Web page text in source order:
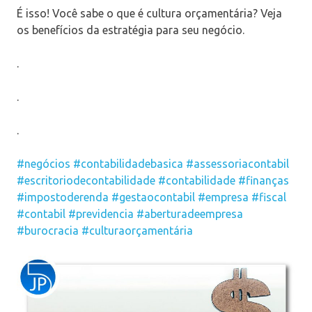
É isso! Você sabe o que é cultura orçamentária? Veja
os benefícios da estratégia para seu negócio.
.
.
.
#negócios #contabilidadebasica #assessoriacontabil
#escritoriodecontabilidade #contabilidade #finanças
#impostoderenda #gestaocontabil #empresa #fiscal
#contabil #previdencia #aberturadeempresa
#burocracia #culturaorçamentária